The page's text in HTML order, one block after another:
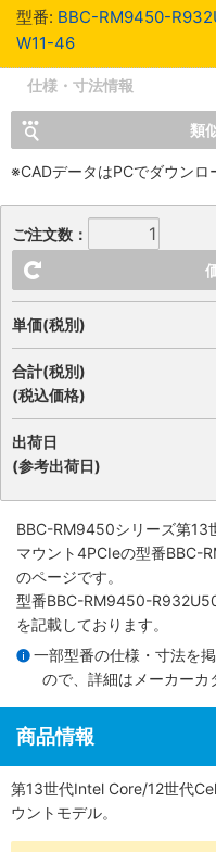
型番: BBC-RM9450-
W11-46
仕様・寸法情報
類
※CADデータはPCでダウンロ
ご注文数：
単価(税別)
合計(税別)
(税込価格)
出荷日
(参考出荷日)
BBC-RM9450シリーズ第13
マウント4PCIeの型番BBC-
のページです。
型番BBC-RM9450-
を記載しております。
一部型番の仕様・寸法を
ので、詳細は メーカーカ
商品情報
第13世代Intel Core/12世代
ウントモデル。